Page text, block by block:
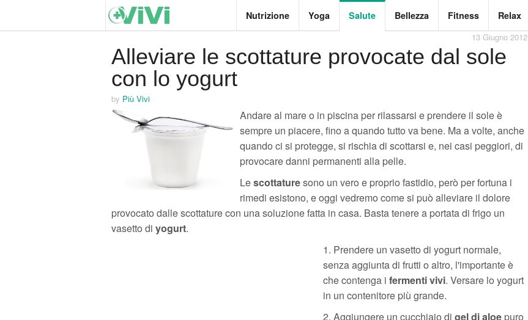
Nutrizione Yoga Salute Bellezza Fitness Relax
13 Giugno 2012
Alleviare le scottature provocate dal sole
con lo yogurt
by Più Vivi
Andare al mare o in piscina per rilassarsi e prendere il sole è
sempre un piacere, fino a quando tutto va bene. Ma a volte, anche
quando ci si protegge, si rischia di scottarsi e, nei casi peggiori, di
provocare danni permanenti alla pelle.
Lescottaturesono un vero e proprio fastidio, però per fortuna i
rimedi esistono, e oggi vedremo come si può alleviare il dolore
provocato dalle scottature con una soluzione fatta in casa. Basta tenere a portata di frigo un
vasetto di yogurt.
1. Prendere un vasetto di yogurt normale,
senza aggiunta di frutti o altro, l'importante è
che contenga i fermenti vivi. Versare lo yogurt
in un contenitore più grande.
2. Aggiungere un cucchiaio di gel di aloepuro